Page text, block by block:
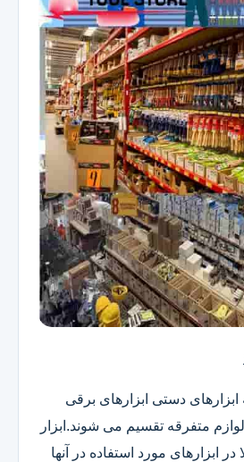
دستی ابزارهای برقی
لوازم متفرقه تقسیم می شوند.ابزار
در ابزارهای مورد استفاده در آنها